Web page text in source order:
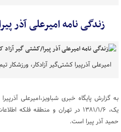
زندگی نامه امیرعلی آذر
امیرعلی آذرپیرا کشتی‌گیر آزادکار، ورزشکار
به گزارش پایگاه خبری شباویز،امیرعلی
یک، ۱۳۸۱/۱/۶ در تهران و منطقه
حمید آذر پیرا است.